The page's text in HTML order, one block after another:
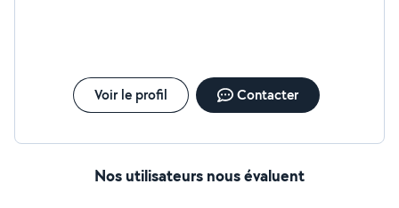
Voir le profil Contacter
Nos utilisateurs nous évaluent